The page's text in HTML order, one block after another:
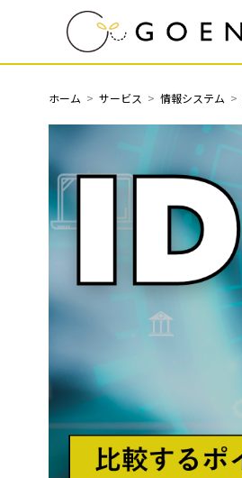
ホーム サービス 情報システム